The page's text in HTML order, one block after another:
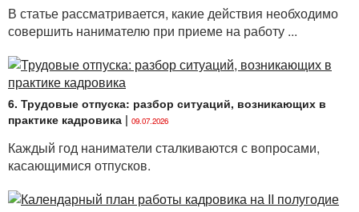
В статье рассматривается, какие действия необходимо
совершить нанимателю при приеме на работу ...
6. Трудовые отпуска: разбор ситуаций, возникающих в
практике кадровика | 09.07.2026
Каждый год наниматели сталкиваются с вопросами,
касающимися отпусков.